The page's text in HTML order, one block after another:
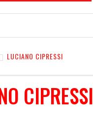
LUCIANO CIPRESSI
CIPRESSI